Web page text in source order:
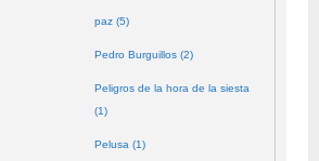
paz (5)
Pedro Burguillos (2)
Peligros de la hora de la siesta
(1)
Pelusa (1)